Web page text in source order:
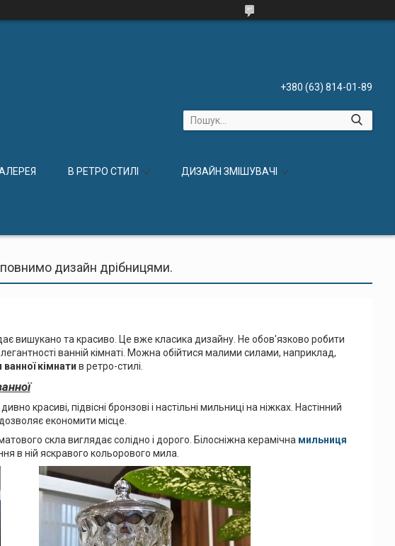
+380 (63) 814-01-89
В РЕТРО СТИЛІ ДИЗАЙН ЗМІШУВАЧІ
дизайн дрібницями.
вишукано та красиво. Це вже класика дизайну. Не обов'язково робити
ванній кімнаті. Можна обійтися малими силами, наприклад,
ванної кімнати в ретро-стилі.
красиві, підвісні бронзові і настільні мильниці на ніжках. Настінний
економити місце.
скла виглядає солідно і дорого. Білосніжна керамічна мильниця
в ній яскравого кольорового мила.